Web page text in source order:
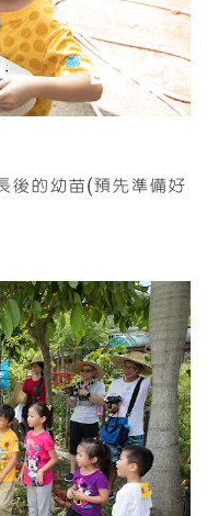
後的幼苗(預先準備好